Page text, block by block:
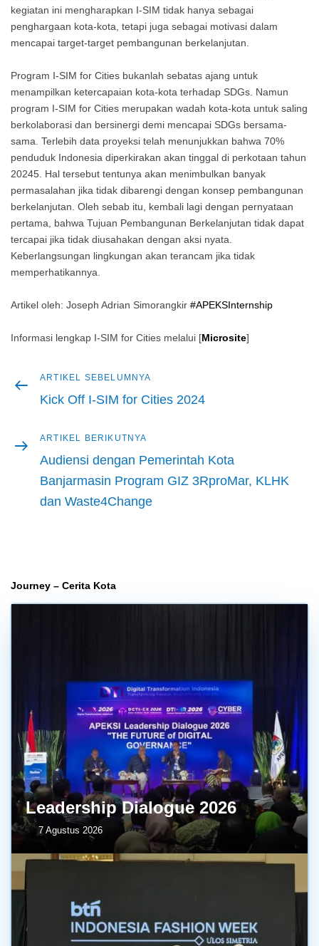
kegiatan ini mengharapkan I-SIM tidak hanya sebagai
penghargaan kota-kota, tetapi juga sebagai motivasi dalam
mencapai target-target pembangunan berkelanjutan.
Program I-SIM for Cities bukanlah sebatas ajang untuk
menampilkan ketercapaian kota-kota terhadap SDGs. Namun
program I-SIM for Cities merupakan wadah kota-kota untuk saling
berkolaborasi dan bersinergi demi mencapai SDGs bersama-
sama. Terlebih data proyeksi telah menunjukkan bahwa 70%
penduduk Indonesia diperkirakan akan tinggal di perkotaan tahun
20245. Hal tersebut tentunya akan menimbulkan banyak
permasalahan jika tidak dibarengi dengan konsep pembangunan
berkelanjutan. Oleh sebab itu, kembali lagi dengan pernyataan
pertama, bahwa Tujuan Pembangunan Berkelanjutan tidak dapat
tercapai jika tidak diusahakan dengan aksi nyata.
Keberlangsungan lingkungan akan terancam jika tidak
memperhatikannya.
Artikel oleh: Joseph Adrian Simorangkir #APEKSInternship
Informasi lengkap I-SIM for Cities melalui [Microsite]
Navigasi
pos
Artikel
sebelumnya
ARTIKEL SEBELUMNYA
Kick Off I-SIM for Cities 2024
Artikel
berikutnya
ARTIKEL BERIKUTNYA
Audiensi dengan Pemerintah Kota
Banjarmasin Program GIZ 3RproMar, KLHK
dan Waste4Change
Journey – Cerita Kota
Leadership Dialogue 2026
7 Agustus 2026